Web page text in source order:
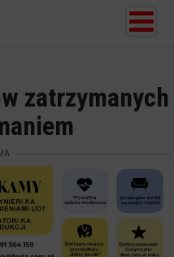
zatrzymanych